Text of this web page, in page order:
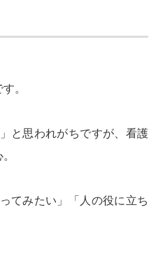
。
と思われがちですが、看護
てみたい」「人の役に立ち